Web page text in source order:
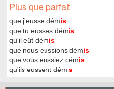
Plus que parfait
que j'eusse démis
que tu eusses démis
qu'il eût démis
que nous eussions démis
que vous eussiez démis
qu'ils eussent démis